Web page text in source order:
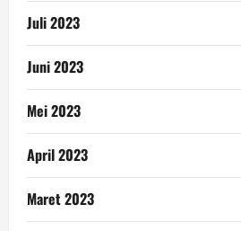
Juli 2023
Juni 2023
Mei 2023
April 2023
Maret 2023